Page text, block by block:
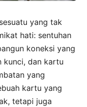
yang tak
hati: sentuhan
koneksi yang
kunci, dan kartu
yang
kartu yang
tetapi juga